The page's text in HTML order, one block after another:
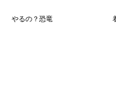
やるの？恐竜